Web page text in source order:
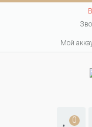
Мой
0